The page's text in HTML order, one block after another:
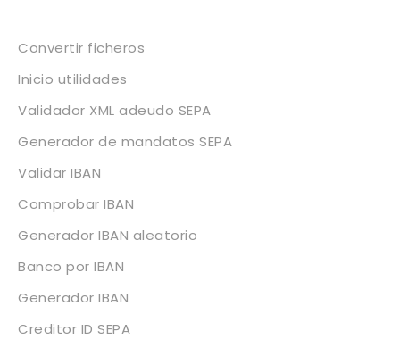
Convertir ficheros
Inicio utilidades
Validador XML adeudo SEPA
Generador de mandatos SEPA
Validar IBAN
Comprobar IBAN
Generador IBAN aleatorio
Banco por IBAN
Generador IBAN
Creditor ID SEPA